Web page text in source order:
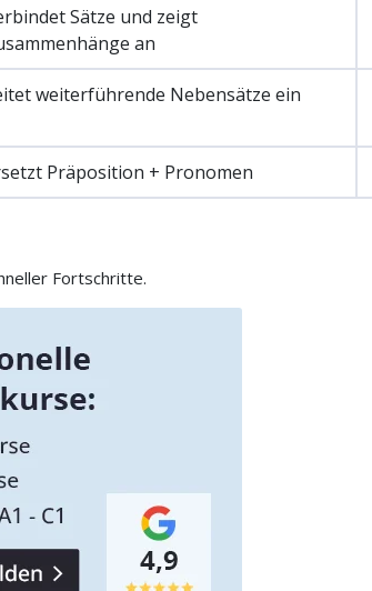
Sätze und zeigt
an
weiterführende Nebensätze ein
Präposition + Pronomen
Fortschritte.